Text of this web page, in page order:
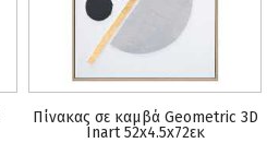
Πίνακας σε καμβά Geometric 3D
Inart 52x4.5x72εκ